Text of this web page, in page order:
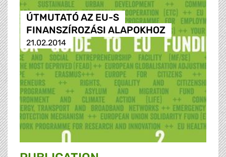
ÚTMUTATÓ AZ EU-S
FINANSZÍROZÁSI ALAPOKHOZ
21.02.2014